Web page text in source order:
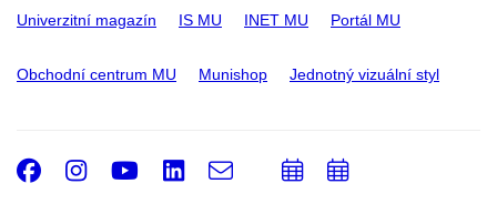
Univerzitní magazín IS MU INET MU Portál MU
Obchodní centrum MU Munishop Jednotný vizuální styl
Facebook
Instagram
Youtube
LinkedIn
e-
Email
PřidatPřidat